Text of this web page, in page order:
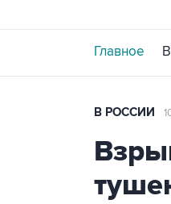
Главное
В РОССИИ